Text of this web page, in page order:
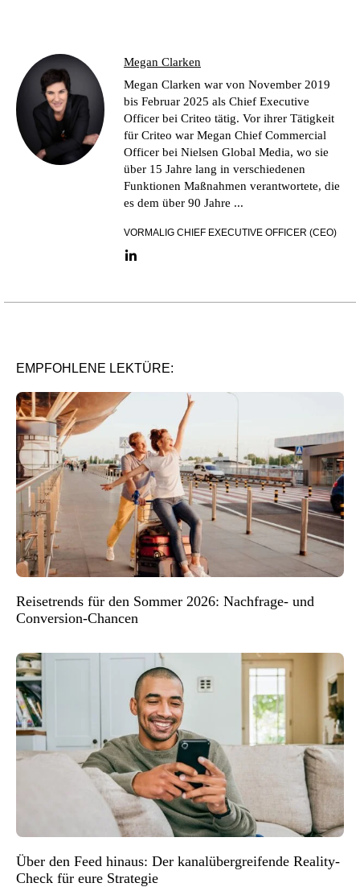
Megan Clarken
Megan Clarken war von November 2019
bis Februar 2025 als Chief Executive
Officer bei Criteo tätig. Vor ihrer Tätigkeit
für Criteo war Megan Chief Commercial
Officer bei Nielsen Global Media, wo sie
über 15 Jahre lang in verschiedenen
Funktionen Maßnahmen verantwortete, die
es dem über 90 Jahre ...
VORMALIG CHIEF EXECUTIVE OFFICER (CEO)
LinkedIn link
EMPFOHLENE LEKTÜRE:
Reisetrends für den Sommer 2026: Nachfrage- und
Conversion-Chancen
Über den Feed hinaus: Der kanalübergreifende Reality-
Check für eure Strategie